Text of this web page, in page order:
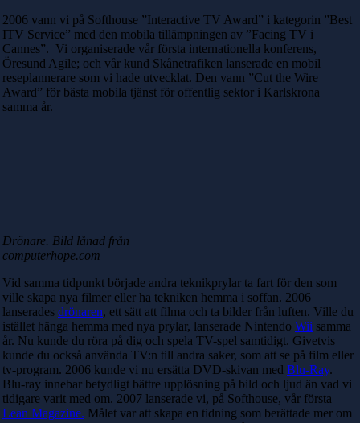
2006 vann vi på Softhouse ”Interactive TV Award” i kategorin ”Best
ITV Service” med den mobila tillämpningen av ”Facing TV i
Cannes”. Vi organiserade vår första internationella konferens,
Öresund Agile; och vår kund Skånetrafiken lanserade en mobil
reseplannerare som vi hade utvecklat. Den vann ”Cut the Wire
Award” för bästa mobila tjänst för offentlig sektor i Karlskrona
samma år.
Drönare. Bild lånad från
computerhope.com
Vid samma tidpunkt började andra teknikprylar ta fart för den som
ville skapa nya filmer eller ha tekniken hemma i soffan. 2006
lanserades drönaren, ett sätt att filma och ta bilder från luften. Ville du
istället hänga hemma med nya prylar, lanserade Nintendo Wii samma
år. Nu kunde du röra på dig och spela TV-spel samtidigt. Givetvis
kunde du också använda TV:n till andra saker, som att se på film eller
tv-program. 2006 kunde vi nu ersätta DVD-skivan med Blu-Ray.
Blu-ray innebar betydligt bättre upplösning på bild och ljud än vad vi
tidigare varit med om. 2007 lanserade vi, på Softhouse, vår första
Lean Magazine. Målet var att skapa en tidning som berättade mer om